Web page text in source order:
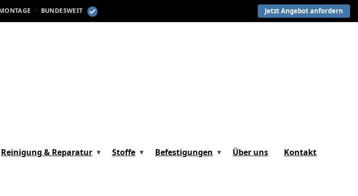
· BUNDESWEIT Jetzt Angebot anfordern
Reinigung & Reparatur Stoffe Befestigungen Über uns Kontakt